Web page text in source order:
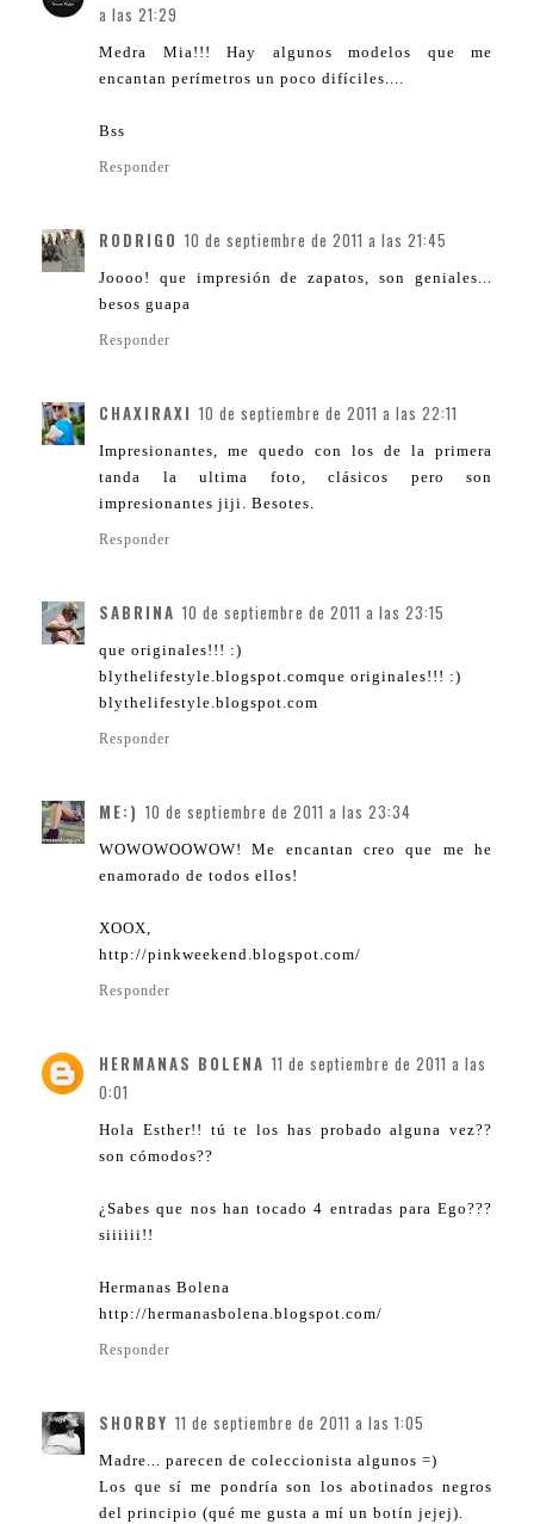
a las 21:29
Medra Mia!!! Hay algunos modelos que me
encantan perímetros un poco difíciles....
Bss
Responder
RODRIGO 10 de septiembre de 2011 a las 21:45
Joooo! que impresión de zapatos, son geniales...
besos guapa
Responder
CHAXIRAXI 10 de septiembre de 2011 a las 22:11
Impresionantes, me quedo con los de la primera
tanda la ultima foto, clásicos pero son
impresionantes jiji. Besotes.
Responder
SABRINA 10 de septiembre de 2011 a las 23:15
que originales!!! :)
blythelifestyle.blogspot.comque originales!!! :)
blythelifestyle.blogspot.com
Responder
ME:) 10 de septiembre de 2011 a las 23:34
WOWOWOOWOW! Me encantan creo que me he
enamorado de todos ellos!
XOOX,
http://pinkweekend.blogspot.com/
Responder
HERMANAS BOLENA 11 de septiembre de 2011 a las
0:01
Hola Esther!! tú te los has probado alguna vez??
son cómodos??
¿Sabes que nos han tocado 4 entradas para Ego???
siiiiii!!
Hermanas Bolena
http://hermanasbolena.blogspot.com/
Responder
SHORBY 11 de septiembre de 2011 a las 1:05
Madre... parecen de coleccionista algunos =)
Los que sí me pondría son los abotinados negros
del principio (qué me gusta a mí un botín jejej).